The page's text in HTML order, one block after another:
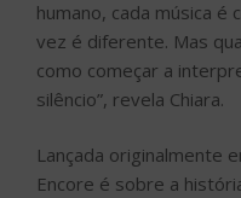
humano, cada música é
vez é diferente. Mas
como começar a
silêncio”, revela Chiara.
Lançada originalmente
Encore é sobre a